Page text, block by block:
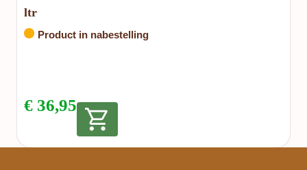
ltr
Product in nabestelling
€ 36,95